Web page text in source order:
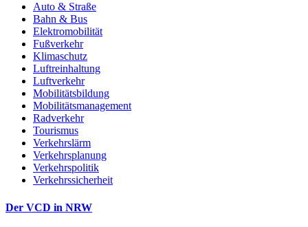
Auto & Straße
Bahn & Bus
Elektromobilität
Fußverkehr
Klimaschutz
Luftreinhaltung
Luftverkehr
Mobilitätsbildung
Mobilitätsmanagement
Radverkehr
Tourismus
Verkehrslärm
Verkehrsplanung
Verkehrspolitik
Verkehrssicherheit
Der VCD in NRW